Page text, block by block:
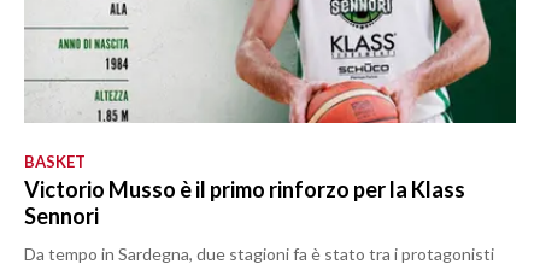
BASKET
Victorio Musso è il primo rinforzo per la Klass
Sennori
Da tempo in Sardegna, due stagioni fa è stato tra i protagonisti